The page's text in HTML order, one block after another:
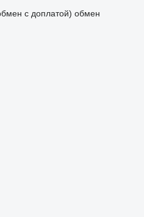
с доплатой) обмен